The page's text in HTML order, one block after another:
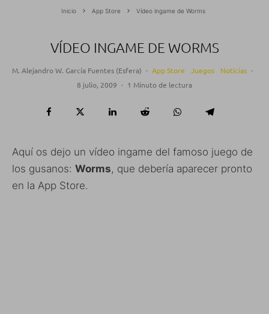
Inicio App Store Vídeo ingame de Worms
VÍDEO INGAME DE WORMS
M. Alejandro W. García Fuentes (Esfera) · App Store Juegos Noticias ·
8 julio, 2009 · 1 Minuto de lectura
Aquí os dejo un vídeo ingame del famoso juego de
los gusanos: Worms, que debería aparecer pronto
en la App Store.